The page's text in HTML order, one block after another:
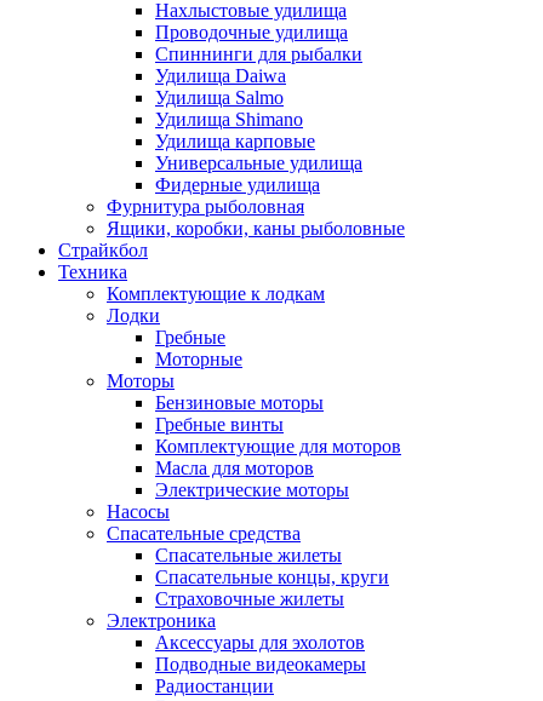
Нахлыстовые удилища
Проводочные удилища
Спиннинги для рыбалки
Удилища Daiwa
Удилища Salmo
Удилища Shimano
Удилища карповые
Универсальные удилища
Фидерные удилища
Фурнитура рыболовная
Ящики, коробки, каны рыболовные
Страйкбол
Техника
Комплектующие к лодкам
Лодки
Гребные
Моторные
Моторы
Бензиновые моторы
Гребные винты
Комплектующие для моторов
Масла для моторов
Электрические моторы
Насосы
Спасательные средства
Спасательные жилеты
Спасательные концы, круги
Страховочные жилеты
Электроника
Аксессуары для эхолотов
Подводные видеокамеры
Радиостанции